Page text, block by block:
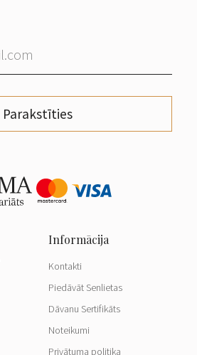
Parakstīties
Kontakti
Piedāvāt Senlietas
Dāvanu Sertifikāts
Noteikumi
Privātuma politika